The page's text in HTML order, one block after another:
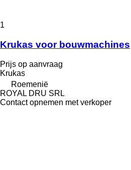
1
Krukas voor bouwmachines
Prijs op aanvraag
Krukas
Roemenië
ROYAL DRU SRL
Contact opnemen met verkoper